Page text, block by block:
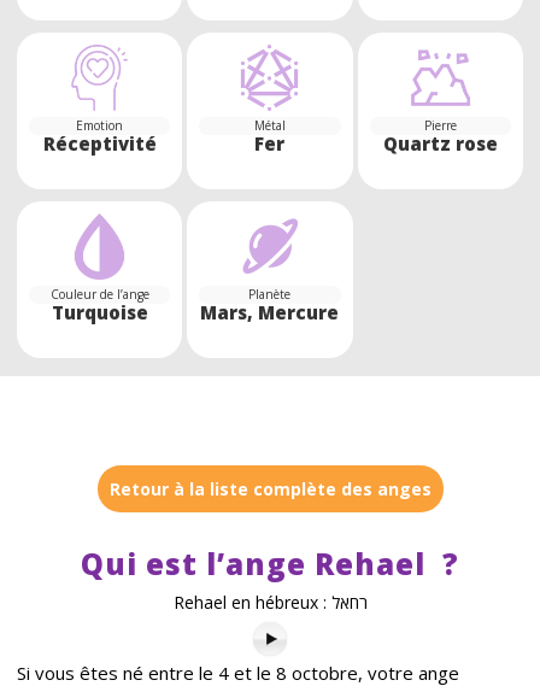
Emotion
Réceptivité
Métal
Fer
Pierre
Quartz rose
Couleur de l’ange
Turquoise
Planète
Mars, Mercure
Retour à la liste complète des anges
Qui est l’ange Rehael ?
Rehael en hébreux : רחאל
Si vous êtes né entre le 4 et le 8 octobre, votre ange